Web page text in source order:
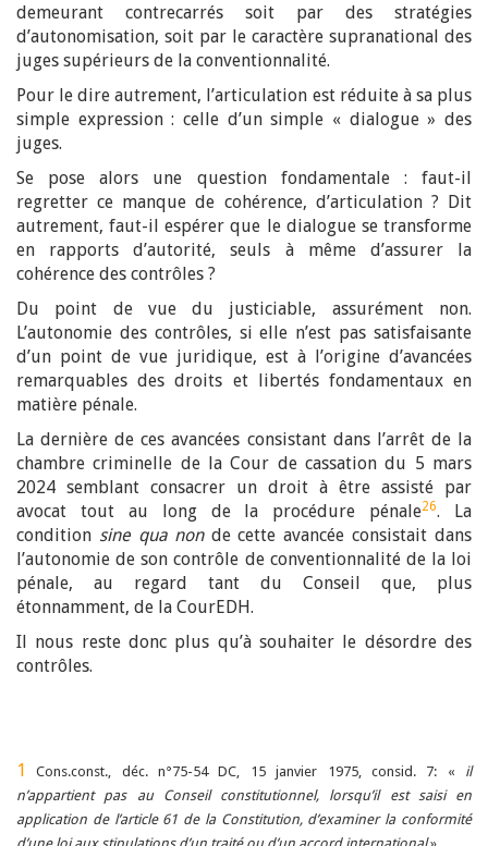
demeurant contrecarrés soit par des stratégies
d’autonomisation, soit par le caractère supranational des
juges supérieurs de la conventionnalité.
Pour le dire autrement, l’articulation est réduite à sa plus
simple expression : celle d’un simple « dialogue » des
juges.
Se pose alors une question fondamentale : faut-il
regretter ce manque de cohérence, d’articulation ? Dit
autrement, faut-il espérer que le dialogue se transforme
en rapports d’autorité, seuls à même d’assurer la
cohérence des contrôles ?
Du point de vue du justiciable, assurément non.
L’autonomie des contrôles, si elle n’est pas satisfaisante
d’un point de vue juridique, est à l’origine d’avancées
remarquables des droits et libertés fondamentaux en
matière pénale.
La dernière de ces avancées consistant dans l’arrêt de la
chambre criminelle de la Cour de cassation du 5 mars
2024 semblant consacrer un droit à être assisté par
avocat tout au long de la procédure pénale26. La
condition sine qua nonde cette avancée consistait dans
l’autonomie de son contrôle de conventionnalité de la loi
pénale, au regard tant du Conseil que, plus
étonnamment, de la CourEDH.
Il nous reste donc plus qu’à souhaiter le désordre des
contrôles.
1 Cons.const., déc. n°75-54 DC, 15 janvier 1975, consid. 7: « il
n’appartient pas au Conseil constitutionnel, lorsqu’il est saisi en
application de l’article 61 de la Constitution, d’examiner la conformité